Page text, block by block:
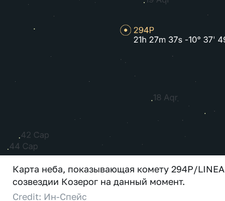
Карта неба, показывающая комету 294P/
созвездии Козерог на данный момент.
Credit: Ин-Спейс